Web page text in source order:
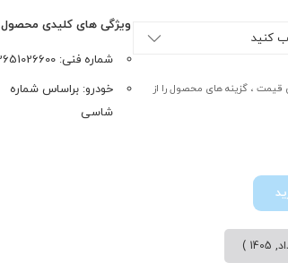
، گزینه های محصول را از
ویژگی های کلیدی محصول
شماره فنی: 2651026600
خودرو: براساس شماره
شاسی